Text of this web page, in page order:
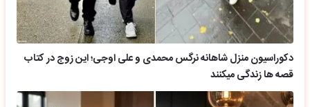
دکوراسیون منزل شاهانه نرگس محمدی و علی اوجی؛ این زوج در کتاب
قصه ها زندگی میکنند